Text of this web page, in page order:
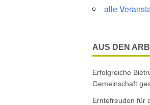
alle
AUS DEN
Erfolgreiche
Gemeinschaft
Erntefreuden für